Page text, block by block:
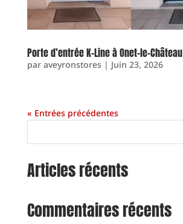
Porte d’entrée K-Line à Onet-le-Château
par aveyronstores | Juin 23, 2026
« Entrées précédentes
Articles récents
Commentaires récents